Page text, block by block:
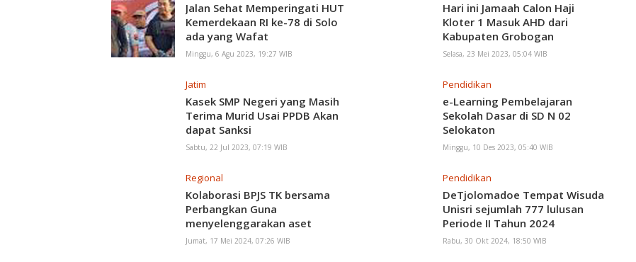
Jalan Sehat Memperingati HUT
Kemerdekaan RI ke-78 di Solo
ada yang Wafat
Minggu, 6 Agu 2023, 19:27 WIB
Hari ini Jamaah Calon Haji
Kloter 1 Masuk AHD dari
Kabupaten Grobogan
Selasa, 23 Mei 2023, 05:04 WIB
Jatim
Kasek SMP Negeri yang Masih
Terima Murid Usai PPDB Akan
dapat Sanksi
Sabtu, 22 Jul 2023, 07:19 WIB
Pendidikan
e-Learning Pembelajaran
Sekolah Dasar di SD N 02
Selokaton
Minggu, 10 Des 2023, 05:40 WIB
Regional
Kolaborasi BPJS TK bersama
Perbangkan Guna
menyelenggarakan aset
perumahan yang murah
Jumat, 17 Mei 2024, 07:26 WIB
Pendidikan
DeTjolomadoe Tempat Wisuda
Unisri sejumlah 777 lulusan
Periode II Tahun 2024
Rabu, 30 Okt 2024, 18:50 WIB